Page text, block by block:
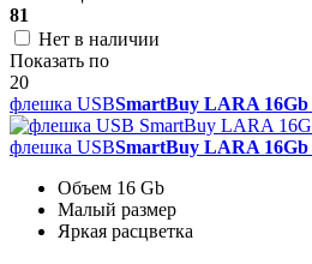
81
Нет в наличии
Показать по
20
флешка USBSmartBuy LARA 16Gb
флешка USBSmartBuy LARA 16Gb
Объем 16 Gb
Малый размер
Яркая расцветка